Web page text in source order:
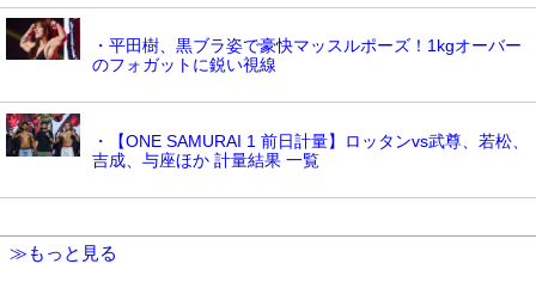
・平田樹、黒ブラ姿で豪快マッスルポーズ！1kgオーバー
のフォガットに鋭い視線
・【ONE SAMURAI 1 前日計量】ロッタンvs武尊、若松、
吉成、与座ほか 計量結果 一覧
≫もっと見る